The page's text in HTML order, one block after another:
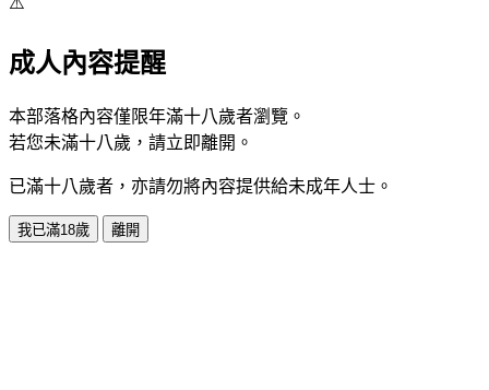
成人內容提醒
本部落格內容僅限年滿十八歲者瀏覽。
若您未滿十八歲，請立即離開。
已滿十八歲者，亦請勿將內容提供給未成年人士。
我已滿18歲 離開